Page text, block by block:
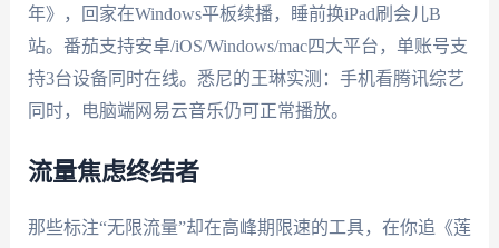
年》，回家在Windows平板续播，睡前换iPad刷会儿B
站。番茄支持安卓/iOS/Windows/mac四大平台，单账号支
持3台设备同时在线。悉尼的王琳实测：手机看腾讯综艺
同时，电脑端网易云音乐仍可正常播放。
流量焦虑终结者
那些标注“无限流量”却在高峰期限速的工具，在你追《莲